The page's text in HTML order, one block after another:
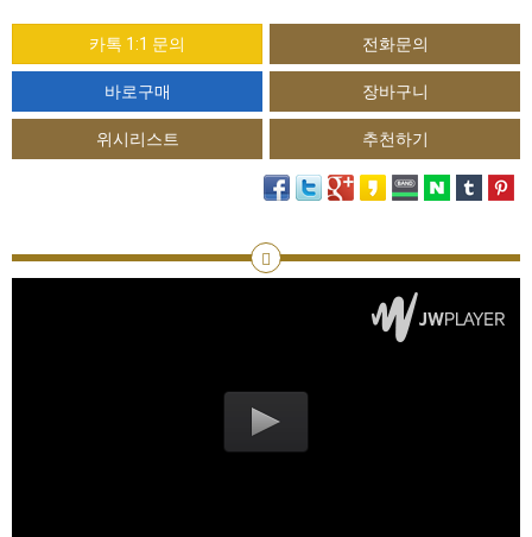
카톡 1:1 문의 전화문의
위시리스트 추천하기